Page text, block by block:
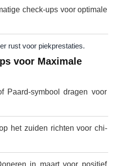
check-ups voor optimale
rust voor piekprestaties.
voor Maximale
Paard-symbool dragen voor
het zuiden richten voor chi-
in maart voor positief